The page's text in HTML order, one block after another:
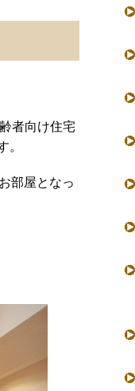
者向け住宅
部屋となっ